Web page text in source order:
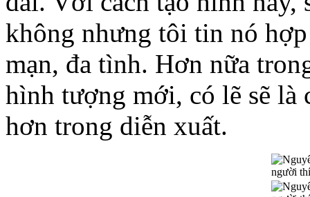
không nhưng tôi tin nó
mạn, đa tình. Hơn nữa
hình tượng mới, có lẽ sẽ là
hơn trong diễn xuất.